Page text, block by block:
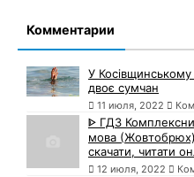
Комментарии
У
двоє сумчан
11 июля, 2022
ᐈ ГДЗ
мова (Жовтобрюх)
скачати, читати
12 июля, 2022